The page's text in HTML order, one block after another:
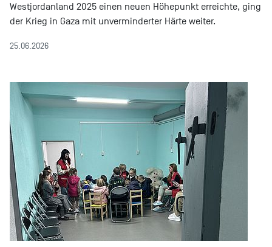
Westjordanland 2025 einen neuen Höhepunkt erreichte, ging
der Krieg in Gaza mit unverminderter Härte weiter.
25.06.2026